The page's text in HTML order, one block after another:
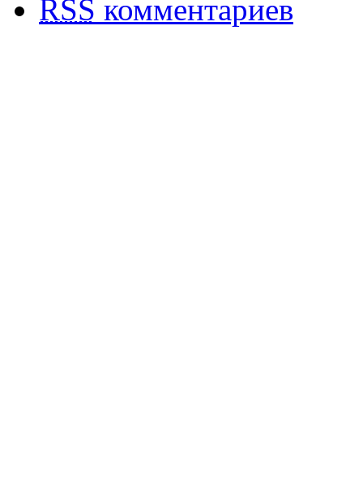
RSS комментариев